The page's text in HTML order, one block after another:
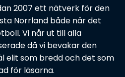
2007 ett nätverk för den
Norrland både när det
Vi når ut till alla
då vi bevakar den
elit som bredd och det som
för läsarna.